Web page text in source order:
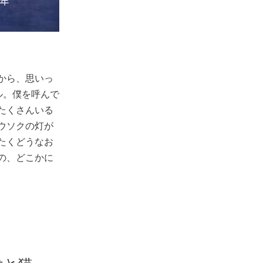
ら、思いっ
。僕を呼んで
くさんいる
ソクの灯が
くどうなお
、どこかに